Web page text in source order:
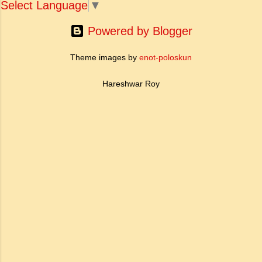
an exotic creature that has dropped from
somewhere. Nobody knows what his
Select Language ▼
Powered by Blogger
Theme images by enot-poloskun
Hareshwar Roy